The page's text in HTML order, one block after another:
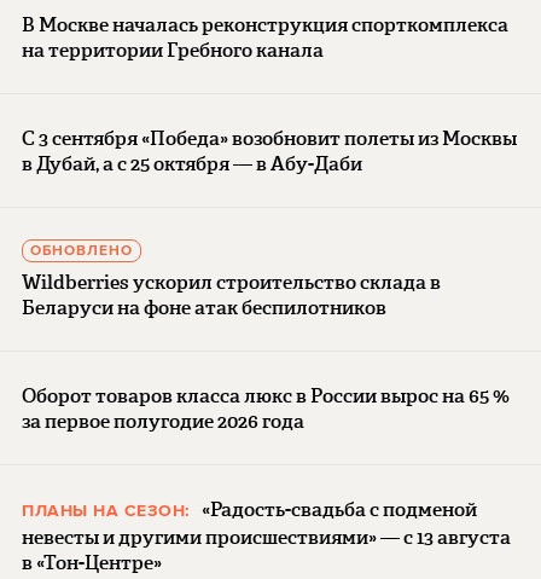
В Москве началась реконструкция спорткомплекса
на территории Гребного канала
С 3 сентября «Победа» возобновит полеты из Москвы
в Дубай, а с 25 октября — в Абу-Даби
ОБНОВЛЕНО
Wildberries ускорил строительство склада в
Беларуси на фоне атак беспилотников
Оборот товаров класса люкс в России вырос на 65 %
за первое полугодие 2026 года
ПЛАНЫ НА СЕЗОН:
«Радость-свадьба с подменой
невесты и другими происшествиями» — с 13 августа
в «Тон-Центре»